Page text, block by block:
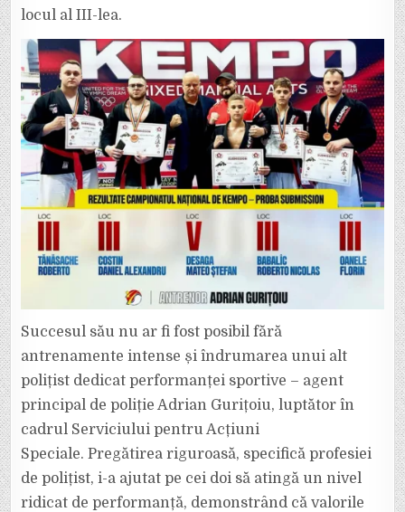
locul al III-lea.
Succesul său nu ar fi fost posibil fără
antrenamente intense și îndrumarea unui alt
polițist dedicat performanței sportive – agent
principal de poliție Adrian Gurițoiu, luptător în
cadrul Serviciului pentru Acțiuni
Speciale. Pregătirea riguroasă, specifică profesiei
de polițist, i-a ajutat pe cei doi să atingă un nivel
ridicat de performanță, demonstrând că valorile